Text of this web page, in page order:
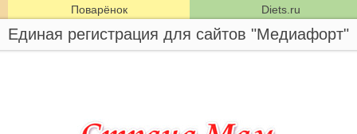
Поварёнок Diets.ru
Единая регистрация для сайтов "Медиафорт"